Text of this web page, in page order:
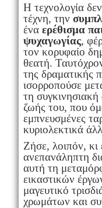
Η τεχνολογία
τέχνη, την
ένα ερέθισμα
ψυχαγωγίας,
τον κορυφαίο
θεατή.
της δραματικής
ισορροπούσε
τη συγκινησιακή
ζωής του, που
εμπνευσμένες
κυριολεκτικά
Ζήσε, λοιπόν,
ανεπανάληπτη
αυτή τη
εικαστικών
μαγευτικό
χρωμάτων και